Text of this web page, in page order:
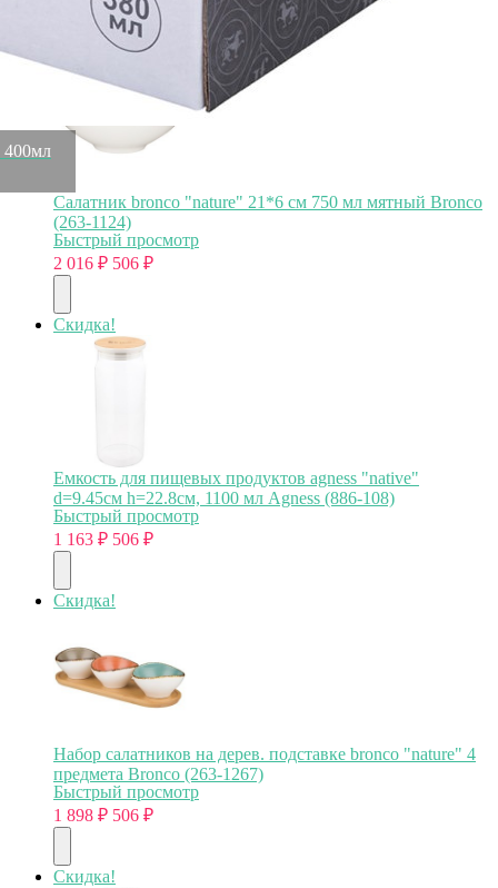
400мл
Скидка!
Салатник bronco "nature" 21*6 см 750 мл мятный Bronco
(263-1124)
Быстрый просмотр
2 016 ₽ 506 ₽
Скидка!
Емкость для пищевых продуктов agness "native"
d=9.45см h=22.8см, 1100 мл Agness (886-108)
Быстрый просмотр
1 163 ₽ 506 ₽
Скидка!
Набор салатников на дерев. подставке bronco "nature" 4
предмета Bronco (263-1267)
Быстрый просмотр
1 898 ₽ 506 ₽
Скидка!